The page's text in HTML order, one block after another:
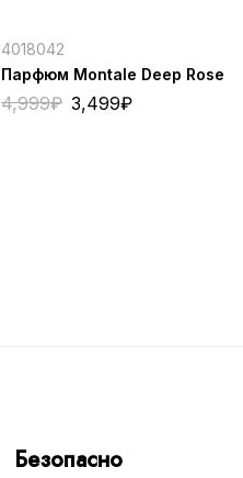
4018042
Парфюм Montale Deep Rose
4,999₽ 3,499₽
Безопасно